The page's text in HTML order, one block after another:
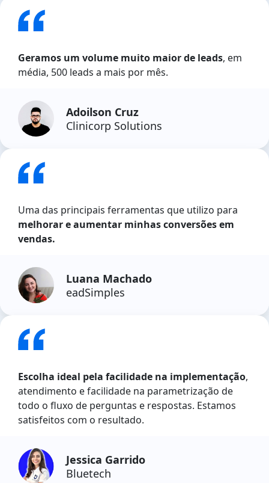
Geramos um volume muito maior de leads, em
média, 500 leads a mais por mês.
Adoilson Cruz
Clinicorp Solutions
Uma das principais ferramentas que utilizo para
melhorar e aumentar minhas conversões em
vendas.
Luana Machado
eadSimples
Escolha ideal pela facilidade na implementação,
atendimento e facilidade na parametrização de
todo o fluxo de perguntas e respostas. Estamos
satisfeitos com o resultado.
Jessica Garrido
Bluetech